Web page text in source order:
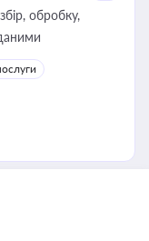
обробку,